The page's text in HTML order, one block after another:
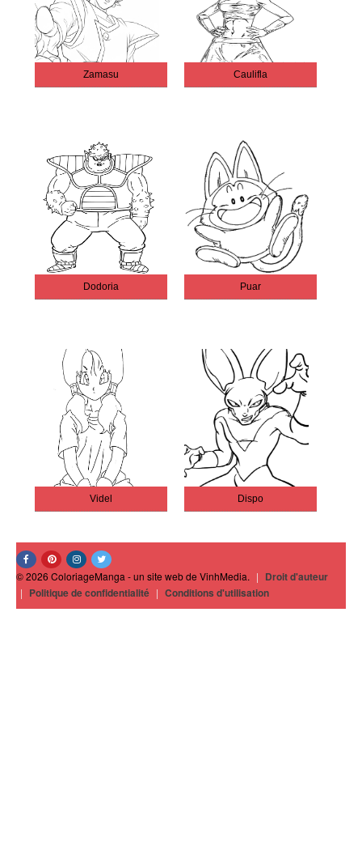
Zamasu Caulifla
Dodoria Puar
Videl Dispo
© 2026 ColoriageManga - un site web de VinhMedia. | Droit d'auteur
| Politique de confidentialité | Conditions d'utilisation